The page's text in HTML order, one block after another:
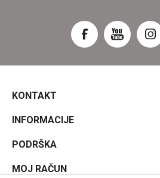
KONTAKT
INFORMACIJE
PODRŠKA
MOJ RAČUN